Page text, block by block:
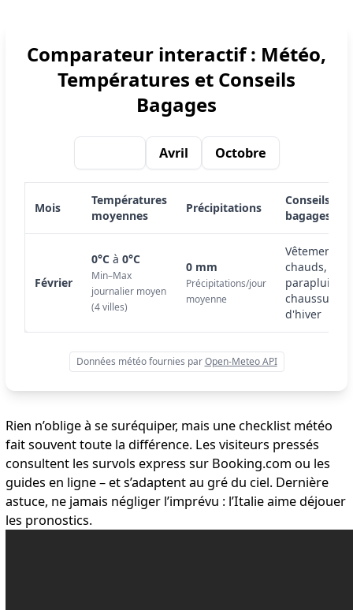
Comparateur interactif : Météo,
Températures et Conseils
Bagages
Avril Octobre
Mois
Températures
moyennes
Précipitations
Conseils
bagages
Février
0°C à0°C
Min–Max
journalier moyen
(4 villes)
0 mm
Précipitations/jour
moyenne
Vêtements
chauds,
parapluie,
chaussures
d'hiver
Données météo fournies parOpen-Meteo API
Rien n’oblige à se suréquiper, mais une checklist météo
fait souvent toute la différence. Les visiteurs pressés
consultent les survols express sur Booking.com ou les
guides en ligne – et s’adaptent au gré du ciel. Dernière
astuce, ne jamais négliger l’imprévu : l’Italie aime déjouer
les pronostics.